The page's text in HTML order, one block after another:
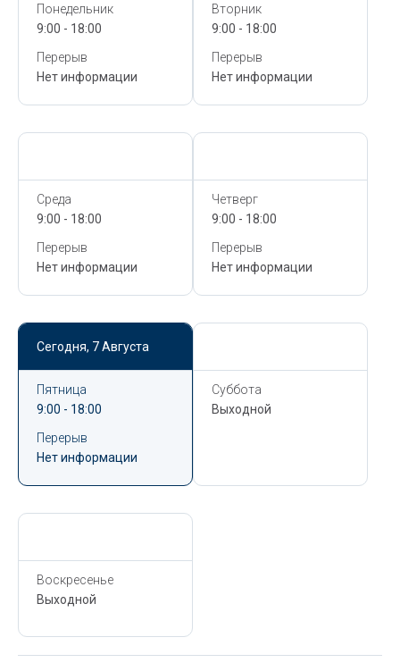
Понедельник
9:00 - 18:00
Перерыв
Нет информации
Вторник
9:00 - 18:00
Перерыв
Нет информации
Среда
9:00 - 18:00
Перерыв
Нет информации
Четверг
9:00 - 18:00
Перерыв
Нет информации
Сегодня, 7 Августа
Пятница
9:00 - 18:00
Перерыв
Нет информации
Суббота
Выходной
Воскресенье
Выходной